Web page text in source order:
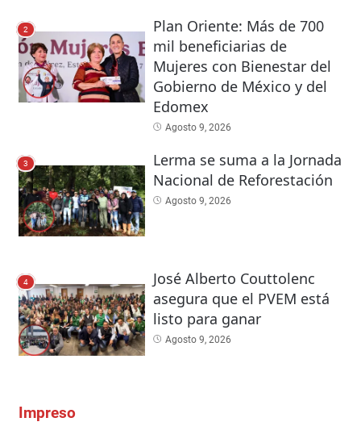
2
Plan Oriente: Más de 700
mil beneficiarias de
Mujeres con Bienestar del
Gobierno de México y del
Edomex
Agosto 9, 2026
3
Lerma se suma a la Jornada
Nacional de Reforestación
Agosto 9, 2026
4
José Alberto Couttolenc
asegura que el PVEM está
listo para ganar
Agosto 9, 2026
Impreso